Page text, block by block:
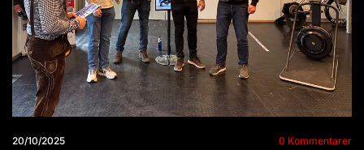
20/10/2025 0 Kommentarer